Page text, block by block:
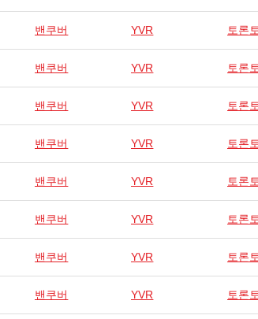
밴쿠버 YVR 토론
밴쿠버 YVR 토론
밴쿠버 YVR 토론
밴쿠버 YVR 토론
밴쿠버 YVR 토론
밴쿠버 YVR 토론
밴쿠버 YVR 토론
밴쿠버 YVR 토론